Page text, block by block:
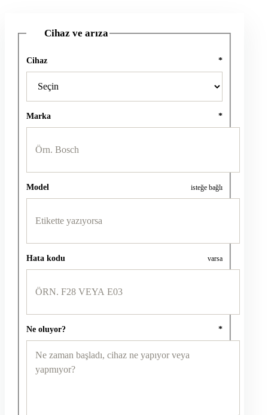
Cihaz ve arıza
Cihaz *
Marka *
Model isteğe bağlı
Hata kodu varsa
Ne oluyor? *